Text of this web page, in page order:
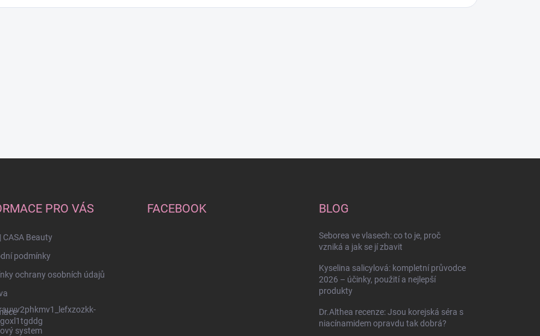
PRO VÁS
CASA Beauty
podmínky
ochrany osobních údajů
system
FACEBOOK BLOG
Seborea ve vlasech: co to je, proč
vzniká a jak se jí zbavit
Kyselina salicylová: kompletní průvodce
2026 – účinky, použití a nejlepší
produkty
Dr.Althea recenze: Jsou korejská séra s
niacínamidem opravdu tak dobrá?